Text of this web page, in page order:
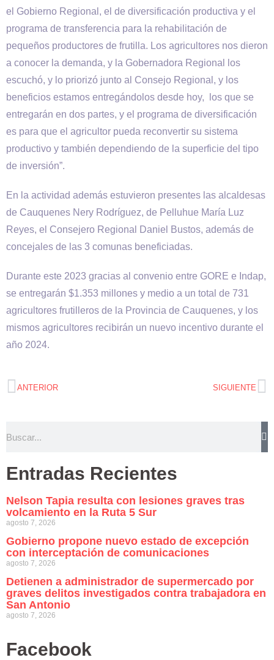
el Gobierno Regional, el de diversificación productiva y el
programa de transferencia para la rehabilitación de
pequeños productores de frutilla. Los agricultores nos dieron
a conocer la demanda, y la Gobernadora Regional los
escuchó, y lo priorizó junto al Consejo Regional, y los
beneficios estamos entregándolos desde hoy, los que se
entregarán en dos partes, y el programa de diversificación
es para que el agricultor pueda reconvertir su sistema
productivo y también dependiendo de la superficie del tipo
de inversión”.
En la actividad además estuvieron presentes las alcaldesas
de Cauquenes Nery Rodríguez, de Pelluhue María Luz
Reyes, el Consejero Regional Daniel Bustos, además de
concejales de las 3 comunas beneficiadas.
Durante este 2023 gracias al convenio entre GORE e Indap,
se entregarán $1.353 millones y medio a un total de 731
agricultores frutilleros de la Provincia de Cauquenes, y los
mismos agricultores recibirán un nuevo incentivo durante el
año 2024.
ANTERIOR SIGUIENTE
Entradas Recientes
Nelson Tapia resulta con lesiones graves tras
volcamiento en la Ruta 5 Sur
agosto 7, 2026
Gobierno propone nuevo estado de excepción
con interceptación de comunicaciones
agosto 7, 2026
Detienen a administrador de supermercado por
graves delitos investigados contra trabajadora en
San Antonio
agosto 7, 2026
Facebook